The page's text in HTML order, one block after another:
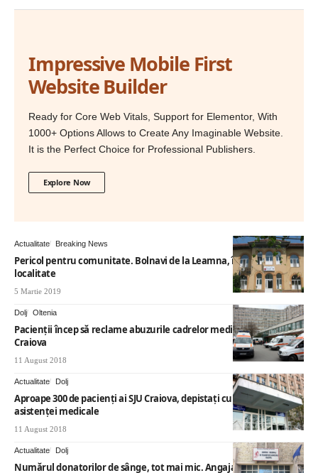
Impressive Mobile First
Website Builder
Ready for Core Web Vitals, Support for Elementor, With
1000+ Options Allows to Create Any Imaginable Website.
It is the Perfect Choice for Professional Publishers.
Explore Now
Actualitate Breaking News
Pericol pentru comunitate. Bolnavi de la Leamna, în barurile din
localitate
5 Martie 2019
Dolj Oltenia
Pacienții încep să reclame abuzurile cadrelor medicale de la SJU
Craiova
11 August 2018
Actualitate Dolj
Aproape 300 de pacienți ai SJU Craiova, depistați cu infecții asociate
asistenței medicale
11 August 2018
Actualitate Dolj
Numărul donatorilor de sânge, tot mai mic. Angajații Centrului de